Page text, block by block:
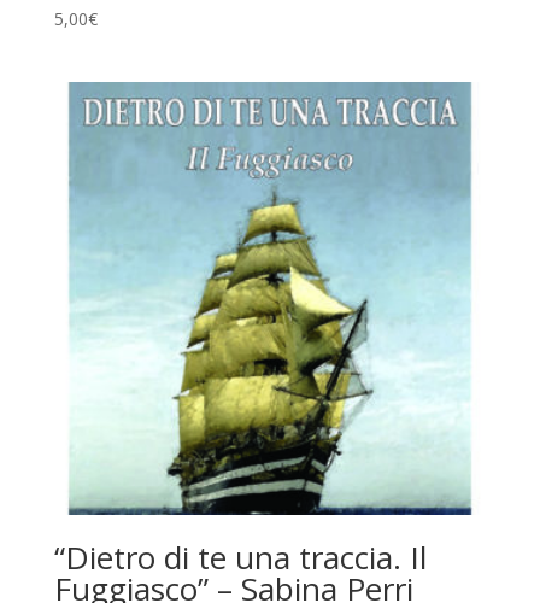
5,00€
“Dietro di te una traccia. Il
Fuggiasco” – Sabina Perri